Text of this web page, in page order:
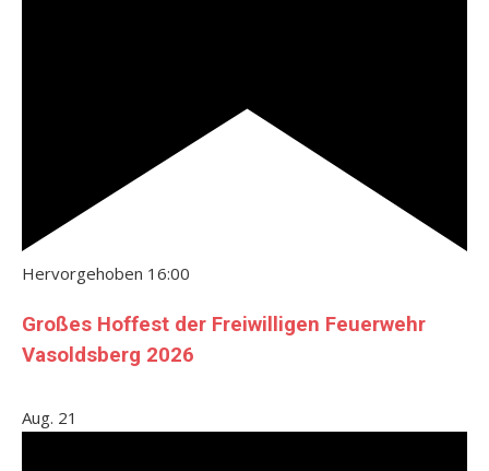
Hervorgehoben 16:00
Großes Hoffest der Freiwilligen Feuerwehr
Vasoldsberg 2026
Aug. 21